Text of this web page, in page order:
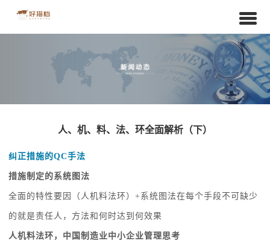
人、机、料、法、环全面解析（下）
纠正措施的QC手法
措施制定的系统图法
全面的特性要因（人机料法环） +系统图法在每个手段不可缺少
的就是责任人，方法和何时达到何效果
人机料法环，中国制造业中小企业管理思考